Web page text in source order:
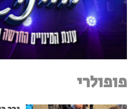
פופולרי